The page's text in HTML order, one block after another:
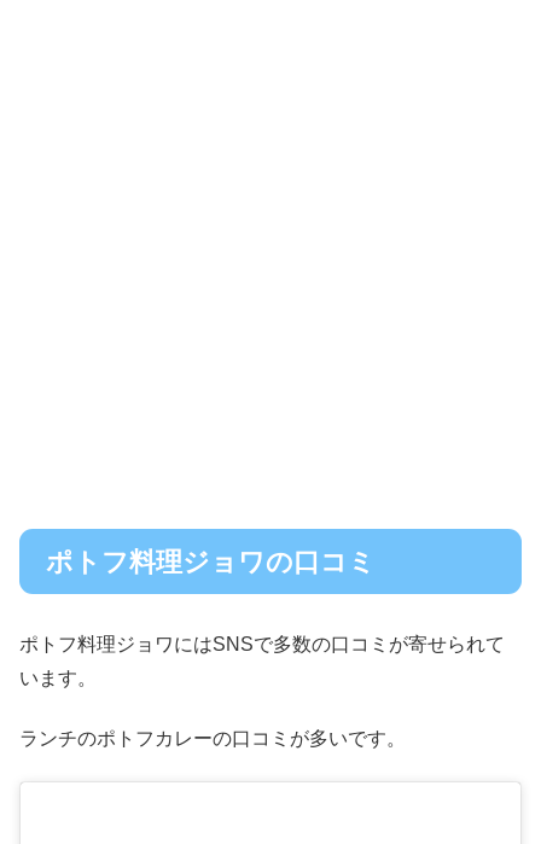
ポトフ料理ジョワの口コミ
ポトフ料理ジョワにはSNSで多数の口コミが寄せられて
います。
ランチのポトフカレーの口コミが多いです。